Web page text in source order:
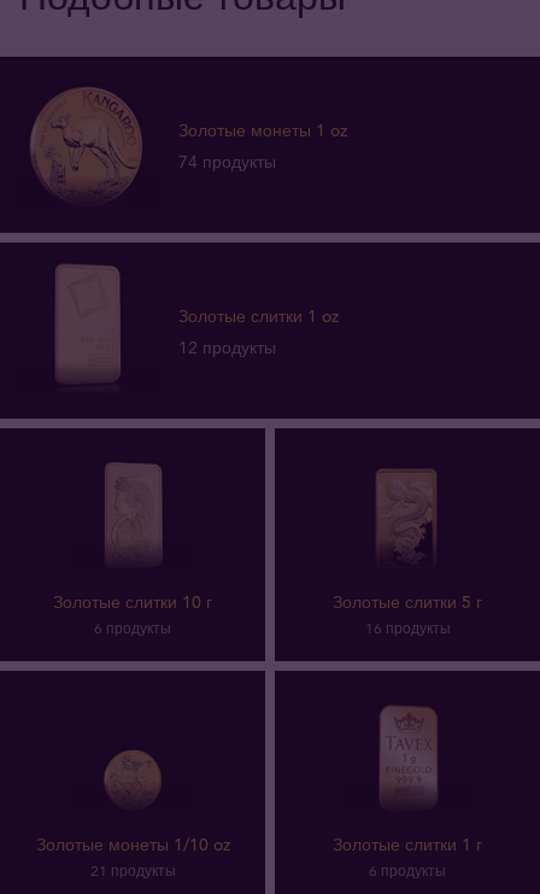
Золотые монеты 1 oz
74 продукты
Золотые слитки 1 oz
12 продукты
Золотые слитки 10 г
6 продукты
Золотые слитки 5 г
16 продукты
Золотые монеты 1/10 oz
21 продукты
Золотые слитки 1 г
6 продукты